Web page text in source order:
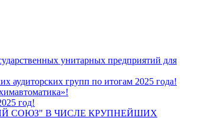
унитарных предприятий для
аудиторских групп по итогам 2025 года!
год!
СОЮЗ" В ЧИСЛЕ КРУПНЕЙШИХ